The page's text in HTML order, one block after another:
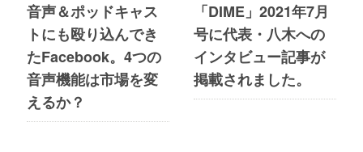
音声＆ポッドキャス
トにも殴り込んでき
たFacebook。4つの
音声機能は市場を変
えるか？
「DIME」2021年7月
号に代表・八木への
インタビュー記事が
掲載されました。